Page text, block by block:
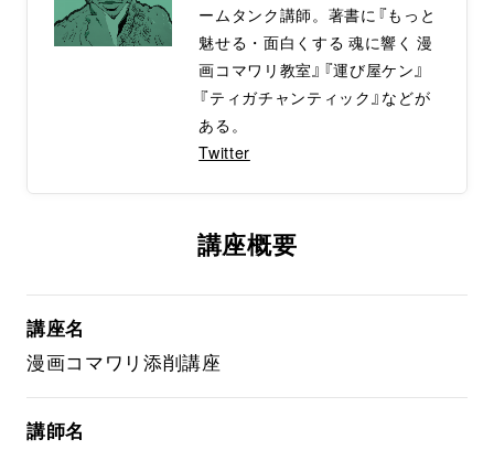
ームタンク講師。著書に『もっと
魅せる・面白くする 魂に響く 漫
画コマワリ教室』『運び屋ケン』
『ティガチャンティック』などが
ある。
Twitter
講座概要
講座名
漫画コマワリ添削講座
講師名